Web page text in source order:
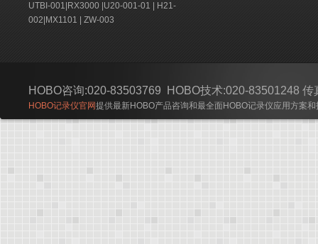
UTBI-001 RX3000 U20-001-01
H21-
002 MX1101 ZW-003
HOBO咨询:020-83503769 HOBO技术:020-83501248
HOBO记录仪官网提供最新HOBO产品咨询和最全面HOBO记录仪应用方案